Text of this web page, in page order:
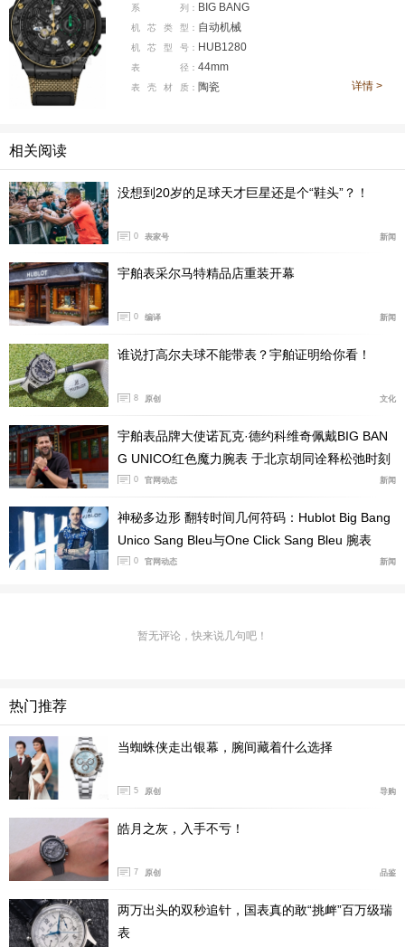
2026年Hublot宇舶推出Big Bang Reloaded系列腕表，图
中为黑色与白色高科技陶瓷款式（摄影@Kyle Kuo）。
16年前宇舶发表了一枚整合型码表机芯—Unico，而当时
的我对这枚机芯十分感兴趣，并且透过沟通直接与总部的
技术人员取得当时初代HUB 1240机芯的一些技术解答，
写成了一篇杂志评论文章，当时这番沟通其实费了不少的
功夫，不是因为受到阻力，而是大部分在这个产业的从业
人员，都认为没有必要理解这么深度。
系 列： BIG BANG
机 芯 类 型： 自动机械
机 芯 型 号： HUB1280
表 径： 44mm
表 壳 材 质： 陶瓷 详情 >
相关阅读
没想到20岁的足球天才巨星还是个“鞋头”？！
0 表家号 新闻
宇舶表采尔马特精品店重装开幕
0 编译 新闻
谁说打高尔夫球不能带表？宇舶证明给你看！
8 原创 文化
宇舶表品牌大使诺瓦克·德约科维奇佩戴BIG BAN
G UNICO红色魔力腕表 于北京胡同诠释松弛时刻
0 官网动态 新闻
神秘多边形 翻转时间几何符码：Hublot Big Bang
Unico Sang Bleu与One Click Sang Bleu 腕表
0 官网动态 新闻
暂无评论，快来说几句吧！
热门推荐
当蜘蛛侠走出银幕，腕间藏着什么选择
5 原创 导购
皓月之灰，入手不亏！
7 原创 品鉴
两万出头的双秒追针，国表真的敢“挑衅”百万级瑞
表